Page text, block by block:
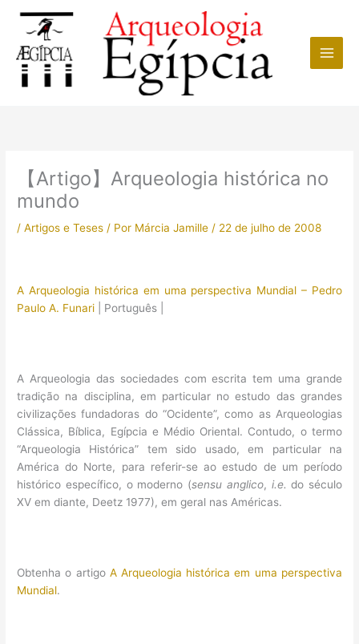
conteúdo
【Artigo】Arqueologia histórica no
mundo
/Artigos e Teses / Por Márcia Jamille / 22 de julho de 2008
A Arqueologia histórica em uma perspectiva Mundial – Pedro
Paulo A. Funari
| Português |
A Arqueologia das sociedades com escrita tem uma grande
tradição na disciplina, em particular no estudo das grandes
civilizações fundadoras do “Ocidente”, como as Arqueologias
Clássica, Bíblica, Egípcia e Médio Oriental. Contudo, o termo
“Arqueologia Histórica” tem sido usado, em particular na
América do Norte, para referir-se ao estudo de um período
histórico específico, o moderno (sensu anglico, i.e.do século
XV em diante, Deetz 1977), em geral nas Américas.
Obtenha o artigo A Arqueologia histórica em uma perspectiva
Mundial.